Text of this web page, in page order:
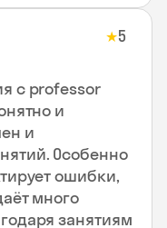
★5
с professor
и
и
Особенно
ошибки,
много
занятиям